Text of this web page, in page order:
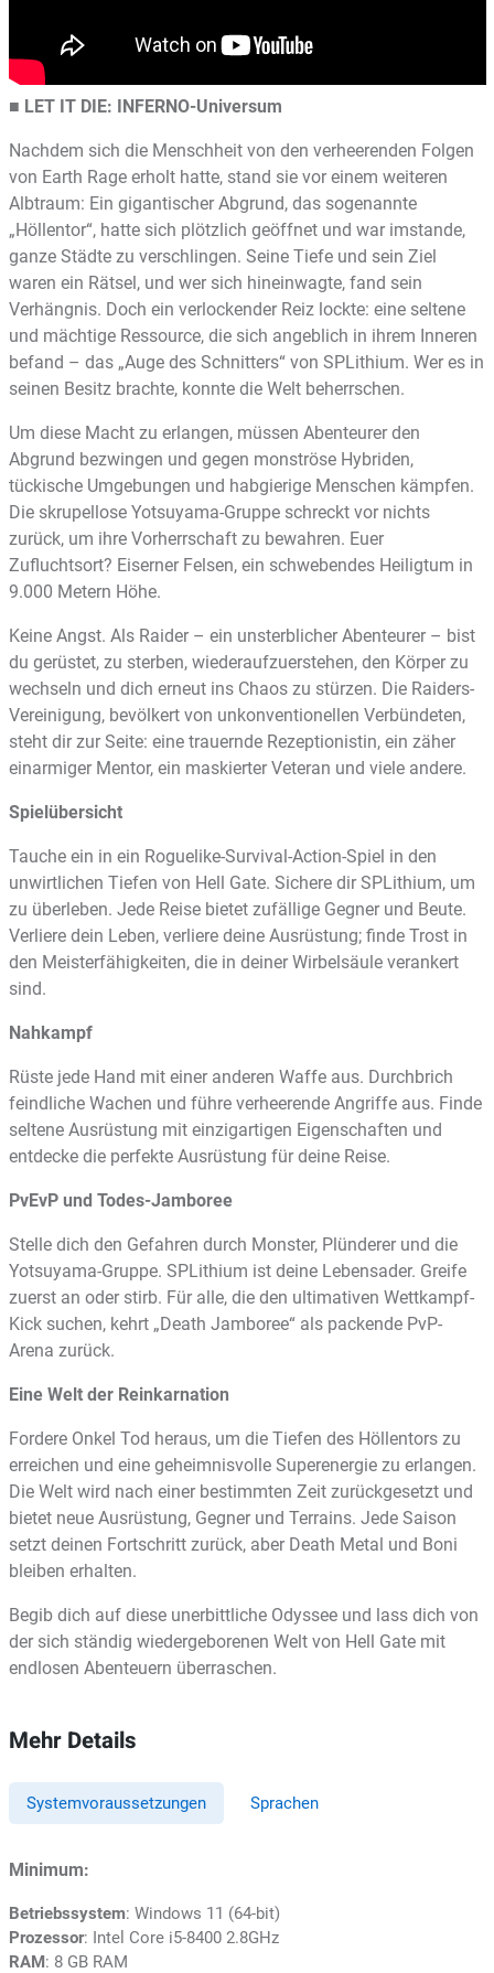
■ LET IT DIE: INFERNO-Universum
Nachdem sich die Menschheit von den verheerenden Folgen
von Earth Rage erholt hatte, stand sie vor einem weiteren
Albtraum: Ein gigantischer Abgrund, das sogenannte
„Höllentor“, hatte sich plötzlich geöffnet und war imstande,
ganze Städte zu verschlingen. Seine Tiefe und sein Ziel
waren ein Rätsel, und wer sich hineinwagte, fand sein
Verhängnis. Doch ein verlockender Reiz lockte: eine seltene
und mächtige Ressource, die sich angeblich in ihrem Inneren
befand – das „Auge des Schnitters“ von SPLithium. Wer es in
seinen Besitz brachte, konnte die Welt beherrschen.
Um diese Macht zu erlangen, müssen Abenteurer den
Abgrund bezwingen und gegen monströse Hybriden,
tückische Umgebungen und habgierige Menschen kämpfen.
Die skrupellose Yotsuyama-Gruppe schreckt vor nichts
zurück, um ihre Vorherrschaft zu bewahren. Euer
Zufluchtsort? Eiserner Felsen, ein schwebendes Heiligtum in
9.000 Metern Höhe.
Keine Angst. Als Raider – ein unsterblicher Abenteurer – bist
du gerüstet, zu sterben, wiederaufzuerstehen, den Körper zu
wechseln und dich erneut ins Chaos zu stürzen. Die Raiders-
Vereinigung, bevölkert von unkonventionellen Verbündeten,
steht dir zur Seite: eine trauernde Rezeptionistin, ein zäher
einarmiger Mentor, ein maskierter Veteran und viele andere.
Spielübersicht
Tauche ein in ein Roguelike-Survival-Action-Spiel in den
unwirtlichen Tiefen von Hell Gate. Sichere dir SPLithium, um
zu überleben. Jede Reise bietet zufällige Gegner und Beute.
Verliere dein Leben, verliere deine Ausrüstung; finde Trost in
den Meisterfähigkeiten, die in deiner Wirbelsäule verankert
sind.
Nahkampf
Rüste jede Hand mit einer anderen Waffe aus. Durchbrich
feindliche Wachen und führe verheerende Angriffe aus. Finde
seltene Ausrüstung mit einzigartigen Eigenschaften und
entdecke die perfekte Ausrüstung für deine Reise.
PvEvP und Todes-Jamboree
Stelle dich den Gefahren durch Monster, Plünderer und die
Yotsuyama-Gruppe. SPLithium ist deine Lebensader. Greife
zuerst an oder stirb. Für alle, die den ultimativen Wettkampf-
Kick suchen, kehrt „Death Jamboree“ als packende PvP-
Arena zurück.
Eine Welt der Reinkarnation
Fordere Onkel Tod heraus, um die Tiefen des Höllentors zu
erreichen und eine geheimnisvolle Superenergie zu erlangen.
Die Welt wird nach einer bestimmten Zeit zurückgesetzt und
bietet neue Ausrüstung, Gegner und Terrains. Jede Saison
setzt deinen Fortschritt zurück, aber Death Metal und Boni
bleiben erhalten.
Begib dich auf diese unerbittliche Odyssee und lass dich von
der sich ständig wiedergeborenen Welt von Hell Gate mit
endlosen Abenteuern überraschen.
Mehr Details
Systemvoraussetzungen Sprachen
Minimum:
Betriebssystem: Windows 11 (64-bit)
Prozessor: Intel Core i5-8400 2.8GHz
RAM: 8 GB RAM